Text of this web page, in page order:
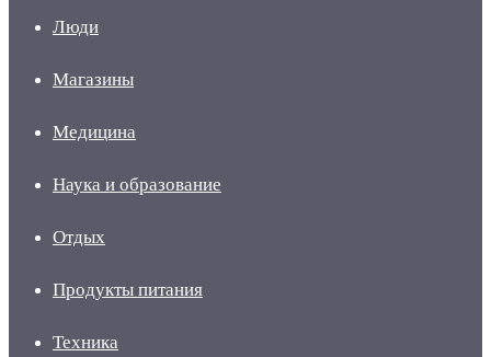
Люди
Магазины
Медицина
Наука и образование
Отдых
Продукты питания
Техника